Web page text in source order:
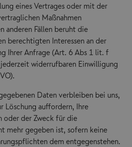
eines Vertrages oder mit der
Maßnahmen
anderen Fällen beruht die
berechtigten Interessen an der
Ihrer Anfrage (Art. 6 Abs 1 lit. f
widerrufbaren Einwilligung
Daten verbleiben bei uns,
Löschung auffordern, Ihre
oder der Zweck für die
mehr gegeben ist, sofern keine
dem entgegenstehen.